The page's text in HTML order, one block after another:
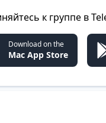
к группе в
Download on the
Mac App Store